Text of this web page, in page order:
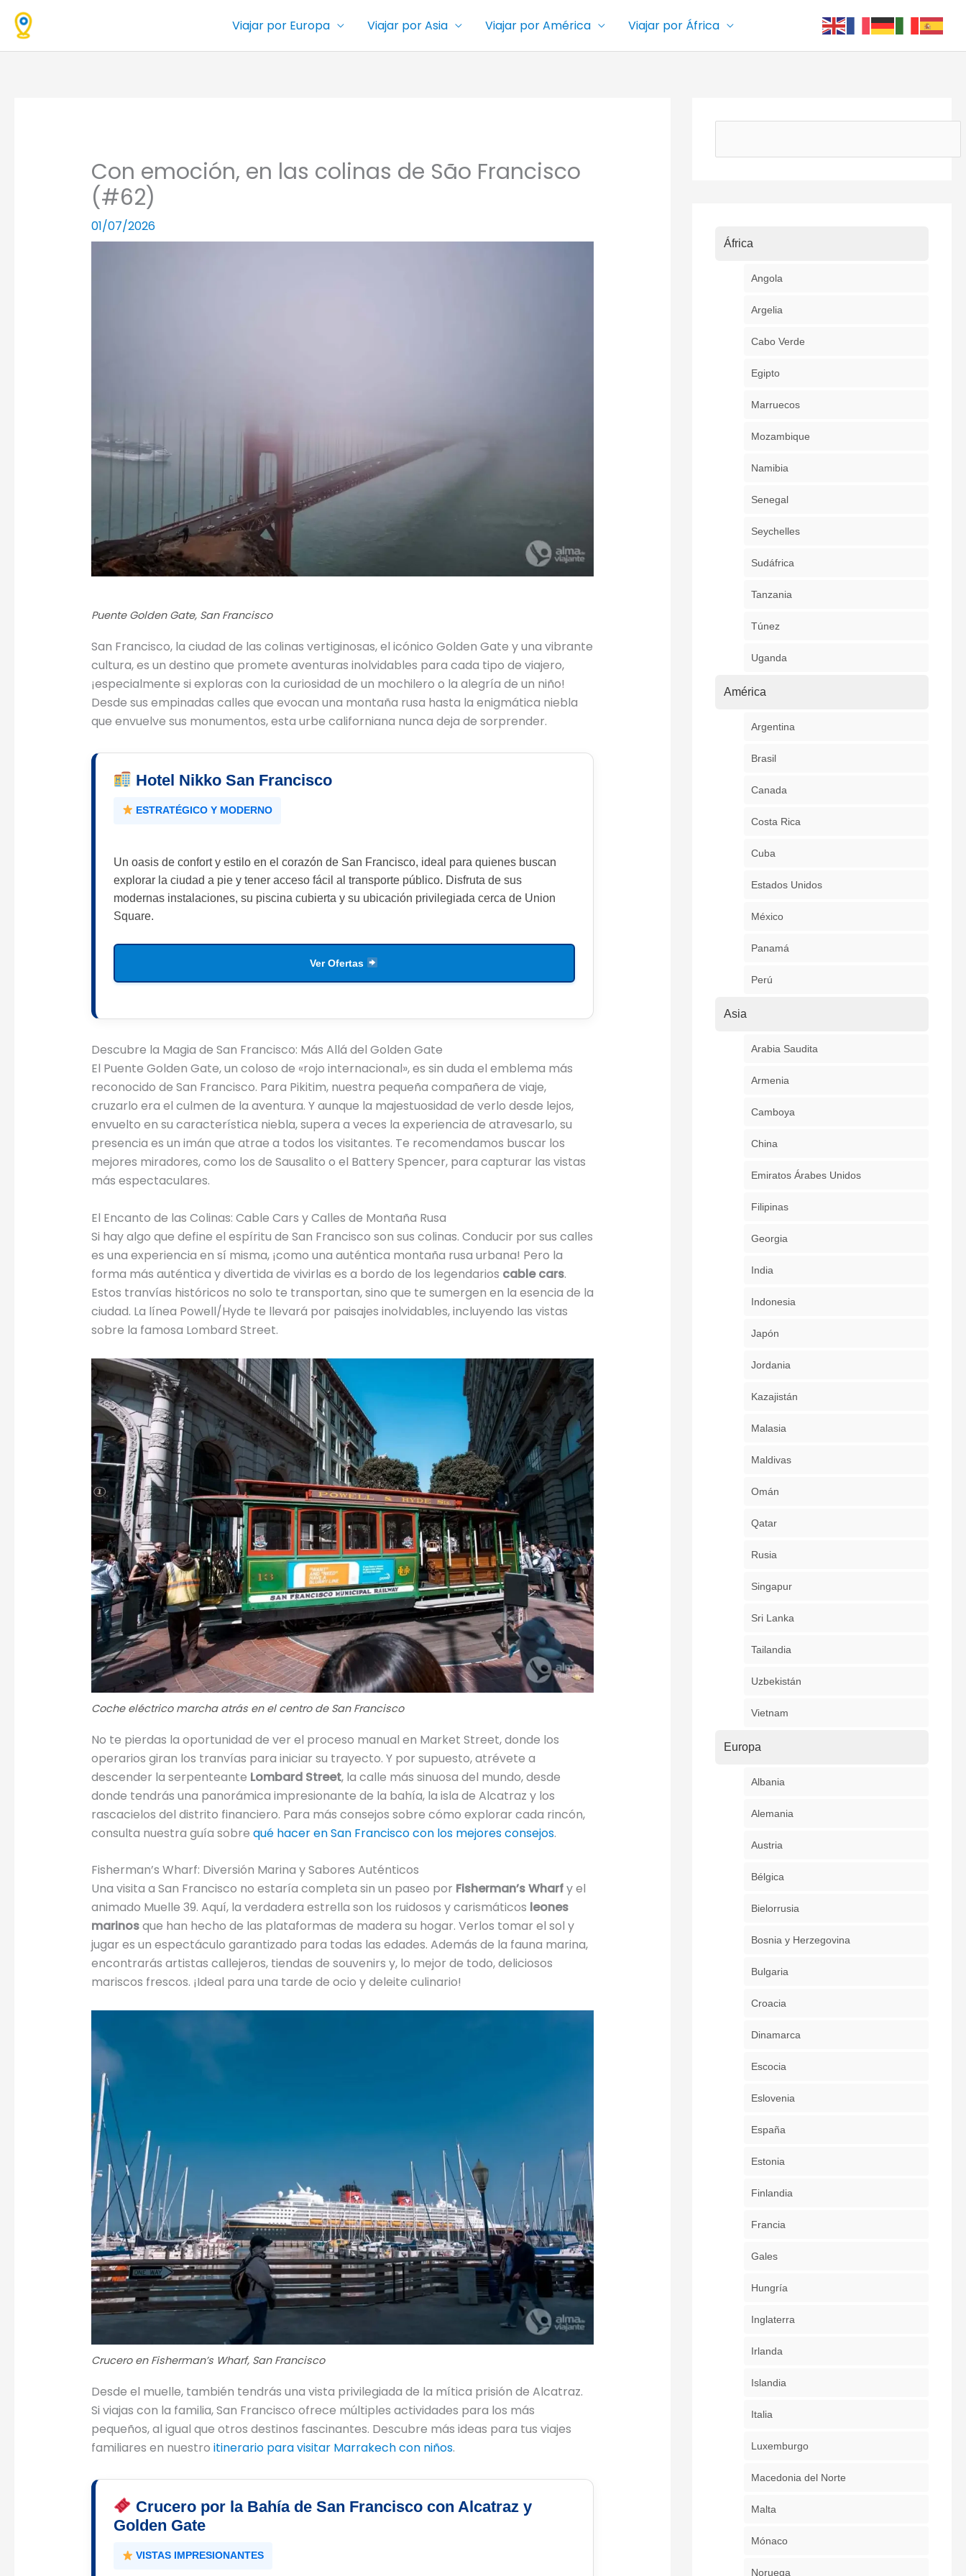
Viajar por Europa Viajar por Asia Viajar por América Viajar por África
Con emoción, en las colinas de São Francisco
(#62)
01/07/2026
Puente Golden Gate, San Francisco
San Francisco, la ciudad de las colinas vertiginosas, el icónico Golden Gate y una vibrante
cultura, es un destino que promete aventuras inolvidables para cada tipo de viajero,
¡especialmente si exploras con la curiosidad de un mochilero o la alegría de un niño!
Desde sus empinadas calles que evocan una montaña rusa hasta la enigmática niebla
que envuelve sus monumentos, esta urbe californiana nunca deja de sorprender.
Hotel Nikko San Francisco
ESTRATÉGICO Y MODERNO
Un oasis de confort y estilo en el corazón de San Francisco, ideal para quienes buscan
explorar la ciudad a pie y tener acceso fácil al transporte público. Disfruta de sus
modernas instalaciones, su piscina cubierta y su ubicación privilegiada cerca de Union
Square.
Ver Ofertas
Descubre la Magia de San Francisco: Más Allá del Golden Gate
El Puente Golden Gate, un coloso de «rojo internacional», es sin duda el emblema más
reconocido de San Francisco. Para Pikitim, nuestra pequeña compañera de viaje,
cruzarlo era el culmen de la aventura. Y aunque la majestuosidad de verlo desde lejos,
envuelto en su característica niebla, supera a veces la experiencia de atravesarlo, su
presencia es un imán que atrae a todos los visitantes. Te recomendamos buscar los
mejores miradores, como los de Sausalito o el Battery Spencer, para capturar las vistas
más espectaculares.
El Encanto de las Colinas: Cable Cars y Calles de Montaña Rusa
Si hay algo que define el espíritu de San Francisco son sus colinas. Conducir por sus calles
es una experiencia en sí misma, ¡como una auténtica montaña rusa urbana! Pero la
forma más auténtica y divertida de vivirlas es a bordo de los legendarios cable cars.
Estos tranvías históricos no solo te transportan, sino que te sumergen en la esencia de la
ciudad. La línea Powell/Hyde te llevará por paisajes inolvidables, incluyendo las vistas
sobre la famosa Lombard Street.
Coche eléctrico marcha atrás en el centro de San Francisco
No te pierdas la oportunidad de ver el proceso manual en Market Street, donde los
operarios giran los tranvías para iniciar su trayecto. Y por supuesto, atrévete a
descender la serpenteante Lombard Street, la calle más sinuosa del mundo, desde
donde tendrás una panorámica impresionante de la bahía, la isla de Alcatraz y los
rascacielos del distrito financiero. Para más consejos sobre cómo explorar cada rincón,
consulta nuestra guía sobre qué hacer en San Francisco con los mejores consejos.
Fisherman’s Wharf: Diversión Marina y Sabores Auténticos
Una visita a San Francisco no estaría completa sin un paseo por Fisherman’s Wharfy el
animado Muelle 39. Aquí, la verdadera estrella son los ruidosos y carismáticos leones
marinosque han hecho de las plataformas de madera su hogar. Verlos tomar el sol y
jugar es un espectáculo garantizado para todas las edades. Además de la fauna marina,
encontrarás artistas callejeros, tiendas de souvenirs y, lo mejor de todo, deliciosos
mariscos frescos. ¡Ideal para una tarde de ocio y deleite culinario!
Crucero en Fisherman’s Wharf, San Francisco
Desde el muelle, también tendrás una vista privilegiada de la mítica prisión de Alcatraz.
Si viajas con la familia, San Francisco ofrece múltiples actividades para los más
pequeños, al igual que otros destinos fascinantes. Descubre más ideas para tus viajes
familiares en nuestro itinerario para visitar Marrakech con niños.
Crucero por la Bahía de San Francisco con Alcatraz y
Golden Gate
VISTAS IMPRESIONANTES
África
Angola
Argelia
Cabo Verde
Egipto
Marruecos
Mozambique
Namibia
Senegal
Seychelles
Sudáfrica
Tanzania
Túnez
Uganda
América
Argentina
Brasil
Canada
Costa Rica
Cuba
Estados Unidos
México
Panamá
Perú
Asia
Arabia Saudita
Armenia
Camboya
China
Emiratos Árabes Unidos
Filipinas
Georgia
India
Indonesia
Japón
Jordania
Kazajistán
Malasia
Maldivas
Omán
Qatar
Rusia
Singapur
Sri Lanka
Tailandia
Uzbekistán
Vietnam
Europa
Albania
Alemania
Austria
Bélgica
Bielorrusia
Bosnia y Herzegovina
Bulgaria
Croacia
Dinamarca
Escocia
Eslovenia
España
Estonia
Finlandia
Francia
Gales
Hungría
Inglaterra
Irlanda
Islandia
Italia
Luxemburgo
Macedonia del Norte
Malta
Mónaco
Noruega